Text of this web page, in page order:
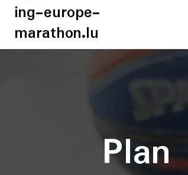
ing-europe-
marathon.lu